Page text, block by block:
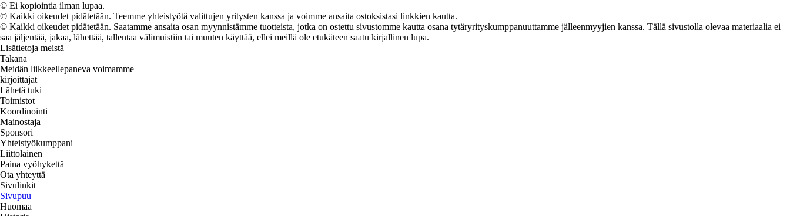
© Ei kopiointia ilman lupaa.
© Kaikki oikeudet pidätetään. Teemme yhteistyötä valittujen yritysten kanssa ja voimme ansaita ostoksistasi linkkien kautta.
© Kaikki oikeudet pidätetään. Saatamme ansaita osan myynnistämme tuotteista, jotka on ostettu sivustomme kautta osana tytäryrityskumppanuuttamme jälleenmyyjien kanssa. Tällä sivustolla olevaa materiaalia ei
saa jäljentää, jakaa, lähettää, tallentaa välimuistiin tai muuten käyttää, ellei meillä ole etukäteen saatu kirjallinen lupa.
Lisätietoja meistä
Takana
Meidän liikkeellepaneva voimamme
kirjoittajat
Lähetä tuki
Toimistot
Koordinointi
Mainostaja
Sponsori
Yhteistyökumppani
Liittolainen
Paina vyöhykettä
Ota yhteyttä
Sivulinkit
Sivupuu
Huomaa